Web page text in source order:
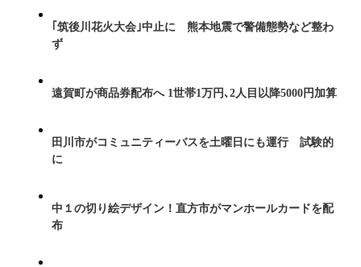
｢筑後川花火大会｣中止に 熊本地震で警備態勢など整わ
ず
遠賀町が商品券配布へ 1世帯1万円､2人目以降5000円加算
田川市がコミュニティーバスを土曜日にも運行 試験的
に
中１の切り絵デザイン！直方市がマンホールカードを配
布